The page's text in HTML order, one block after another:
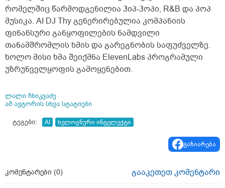
რომელშიც წარმოდგენილია ჰიპ-ჰოპი, R&B და პოპ
მუსიკა. AI DJ Thy გენერირებულია კომპანიის
ფინანსური განყოფილების ნამდვილი
თანამშრომლის ხმის და გარეგნობის საფუძველზე.
ხოლო მისი ხმა შეიქმნა ElevenLabs პროგრამული
უზრუნველყოფის გამოყენებით.
ლალი ჩხიკვაძე
ამ ავტორის სხვა სტატიები
ტეგები: AI ხელოვნური ინტელექტი
გაზიარება
კომენტარები (0) გააკეთეთ კომენტარი